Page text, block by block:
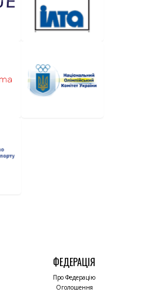
ФЕДЕРАЦІЯ
Про Федерацію
Оголошення